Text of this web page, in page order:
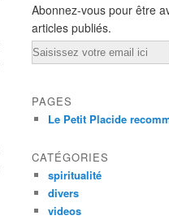
Abonnez-vous pour être
articles publiés.
Email
PAGES
Le Petit Placide
CATÉGORIES
spiritualité
divers
videos